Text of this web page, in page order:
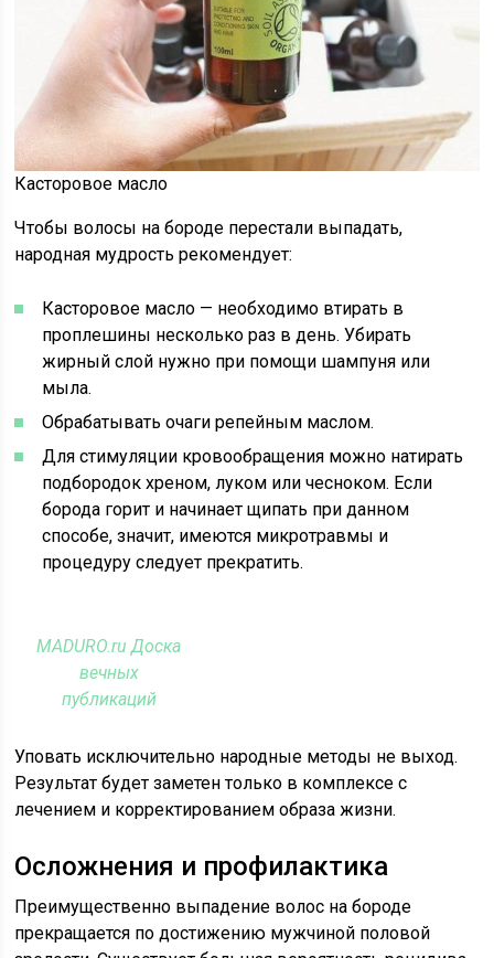
Касторовое масло
Чтобы волосы на бороде перестали выпадать,
народная мудрость рекомендует:
Касторовое масло — необходимо втирать в
проплешины несколько раз в день. Убирать
жирный слой нужно при помощи шампуня или
мыла.
Обрабатывать очаги репейным маслом.
Для стимуляции кровообращения можно натирать
подбородок хреном, луком или чесноком. Если
борода горит и начинает щипать при данном
способе, значит, имеются микротравмы и
процедуру следует прекратить.
MADURO.ru Доска
вечных
публикаций
Уповать исключительно народные методы не выход.
Результат будет заметен только в комплексе с
лечением и корректированием образа жизни.
Осложнения и профилактика
Преимущественно выпадение волос на бороде
прекращается по достижению мужчиной половой